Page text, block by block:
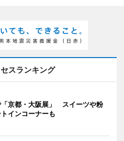
スランキング
「京都・大阪展」 スイーツや粉
インコーナーも